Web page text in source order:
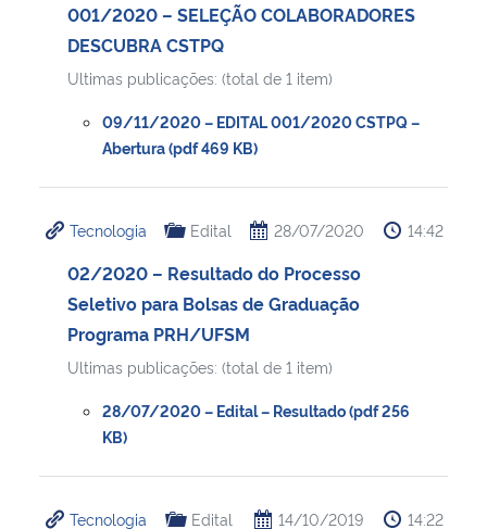
001/2020 – SELEÇÃO COLABORADORES
DESCUBRA CSTPQ
Ultimas publicações: (total de 1 item)
09/11/2020 – EDITAL 001/2020 CSTPQ –
Abertura (pdf 469 KB)
Tecnologia Edital 28/07/2020 14:42
02/2020 – Resultado do Processo
Seletivo para Bolsas de Graduação
Programa PRH/UFSM
Ultimas publicações: (total de 1 item)
28/07/2020 – Edital – Resultado (pdf 256
KB)
Tecnologia Edital 14/10/2019 14:22